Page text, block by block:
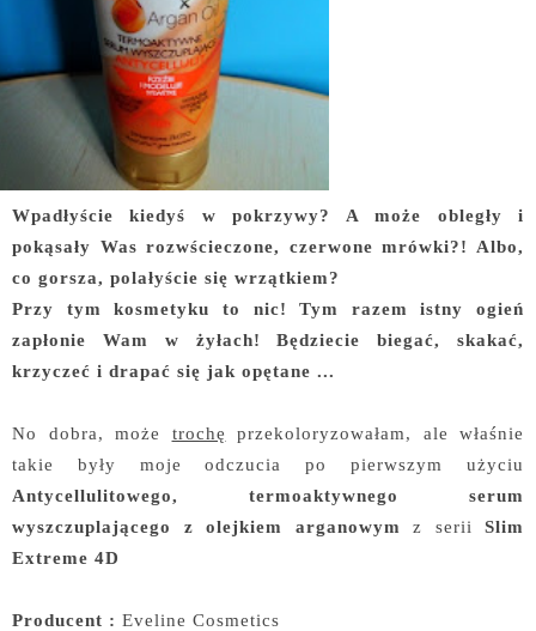
Wpadłyście kiedyś w pokrzywy? A może obległy i
pokąsały Was rozwścieczone, czerwone mrówki?! Albo,
co gorsza, polałyście się wrzątkiem?
Przy tym kosmetyku to nic! Tym razem istny ogień
zapłonie Wam w żyłach! Będziecie biegać, skakać,
krzyczeć i drapać się jak opętane ...
No dobra, może trochę przekoloryzowałam, ale właśnie
takie były moje odczucia po pierwszym użyciu
Antycellulitowego, termoaktywnego serum
wyszczuplającego z olejkiem arganowym z serii Slim
Extreme 4D
Producent : Eveline Cosmetics